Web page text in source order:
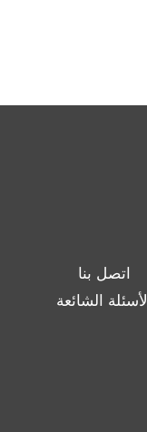
اتصل بنا
الأسئلة الشائعة